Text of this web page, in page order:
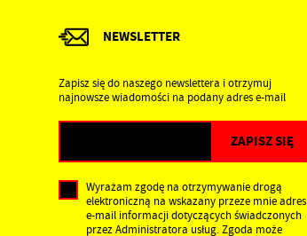
NEWSLETTER
Zapisz się do naszego newslettera i otrzymuj
najnowsze wiadomości na podany adres e-mail
Wyrażam zgodę na otrzymywanie drogą
elektroniczną na wskazany przeze mnie adres
e-mail informacji dotyczących świadczonych
przez Administratora usług. Zgoda może